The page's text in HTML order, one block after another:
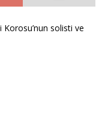
solisti ve